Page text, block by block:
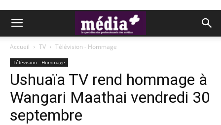
Accueil TV Télévision - Hommage
Télévision - Hommage
Ushuaïa TV rend hommage à
Wangari Maathai vendredi 30
septembre